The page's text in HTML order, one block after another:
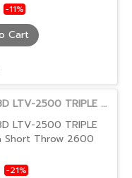
Projector -ให้ความ
บ Triple laser ช่วยให้สี
ขึ้น -Dolby vision HDR
มากถึง 1 Billion
างเครื่องห่างจากจอแค่
พใหญ่ถึง 100" และ
ถึง 150" -แถมฟรีแว่น
กัน 2 ปี โดย AR
-11%
Cart
AWOL 4K 3D LTV-2500 TRIPLE LASER Ultra Short Throw
LTV-2500 TRIPLE
Short Throw 2600
PROJECTOR Ultra
Projector 3 Pure
-21%